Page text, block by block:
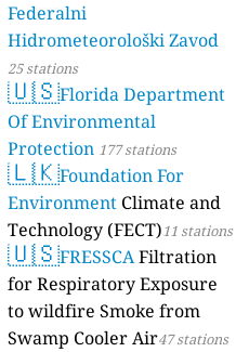
Federalni
Hidrometeorološki Zavod
25 stations
🇺🇸Florida Department
Of Environmental
Protection 177 stations
🇱🇰Foundation For
Environment Climate and
Technology (FECT)11 stations
🇺🇸FRESSCAFiltration
for Respiratory Exposure
to wildfire Smoke from
Swamp Cooler Air47 stations